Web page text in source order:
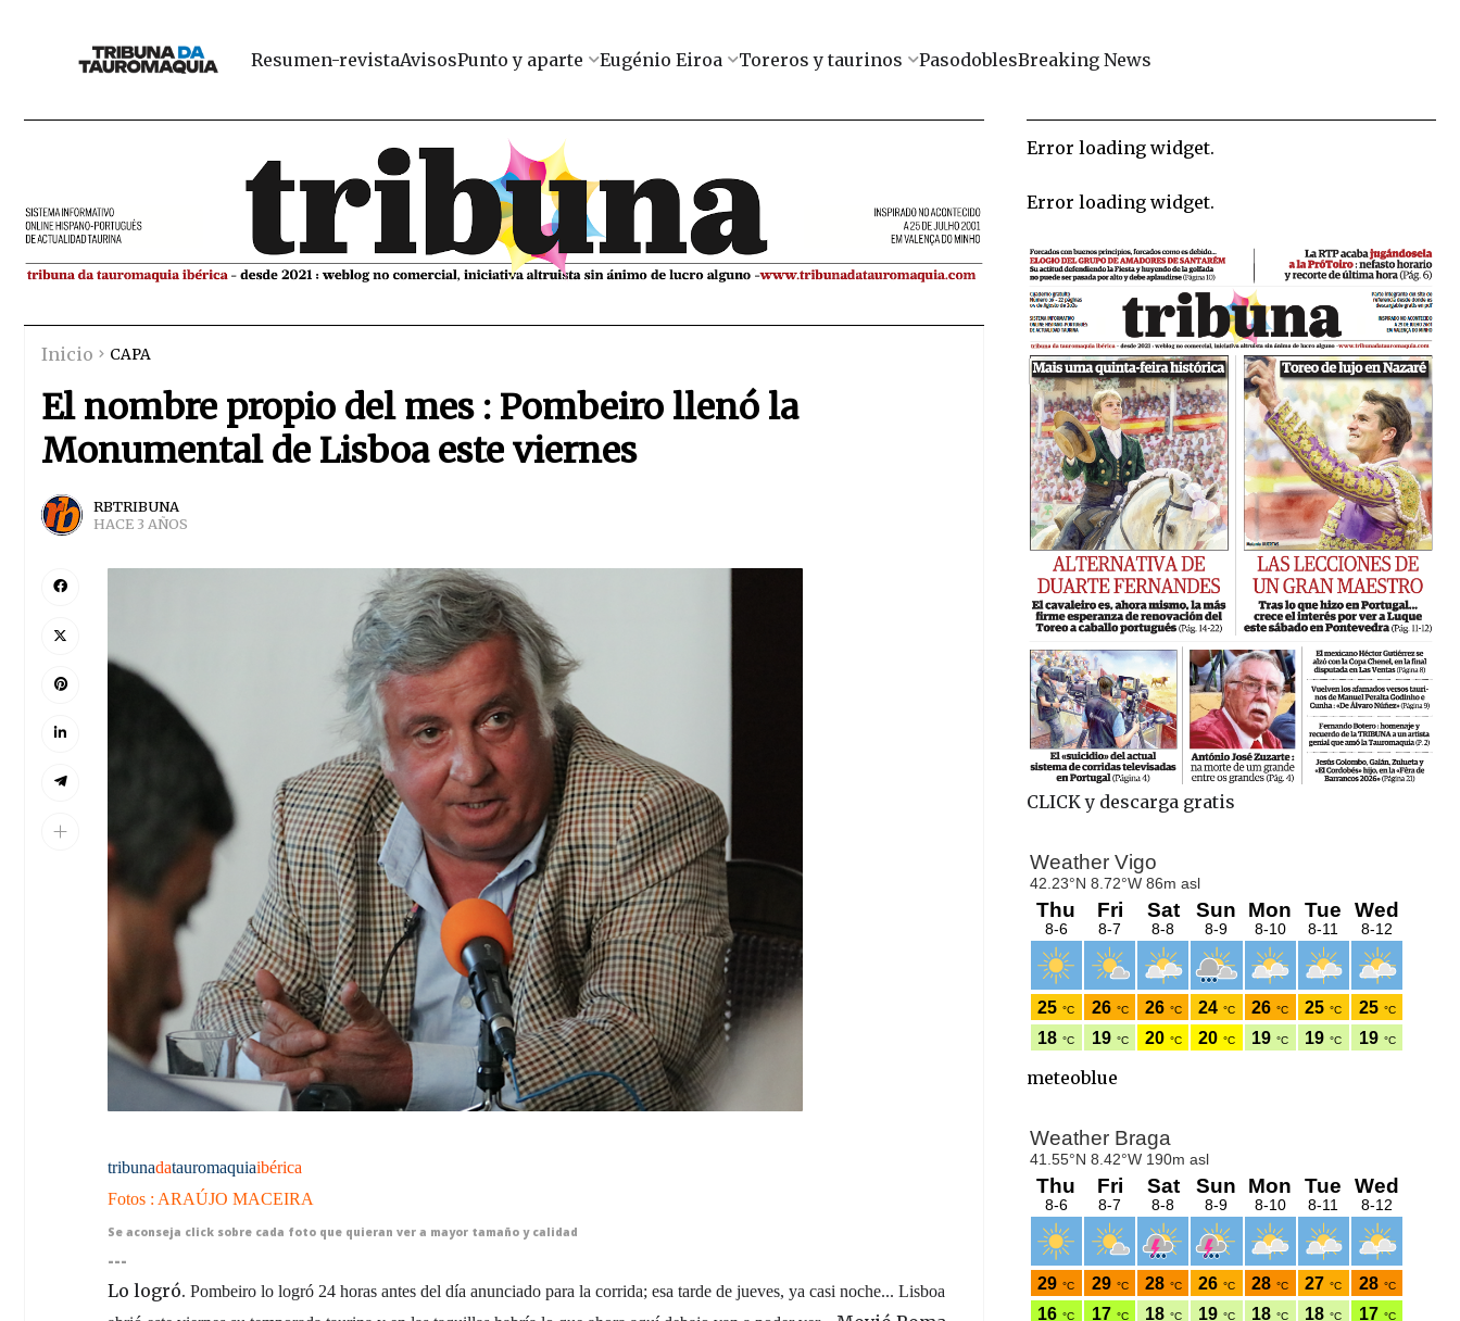
Resumen-revistaAvisosPunto y aparte Eugénio Eiroa Toreros y taurinos PasodoblesBreaking News
Inicio CAPA
El nombre propio del mes : Pombeiro llenó la
Monumental de Lisboa este viernes
RBTRIBUNA
HACE 3 AÑOS
tribunadatauromaquiaibérica
Fotos : ARAÚJO MACEIRA
Se aconseja click sobre cada foto que quieran ver a mayor tamaño y calidad
---
Lo logró. Pombeiro lo logró 24 horas antes del día anunciado para la corrida; esa tarde de jueves, ya casi noche... Lisboa
Error loading widget.
Error loading widget.
CLICK y descarga gratis
meteoblue